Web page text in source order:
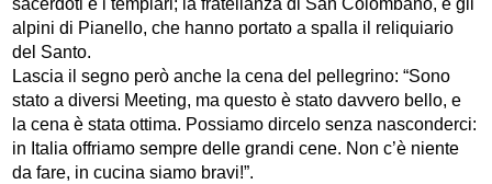
sacerdoti e i templari; la fratellanza di San Colombano, e gli
alpini di Pianello, che hanno portato a spalla il reliquiario
del Santo.
Lascia il segno però anche la cena del pellegrino: “Sono
stato a diversi Meeting, ma questo è stato davvero bello, e
la cena è stata ottima. Possiamo dircelo senza nasconderci:
in Italia offriamo sempre delle grandi cene. Non c’è niente
da fare, in cucina siamo bravi!”.